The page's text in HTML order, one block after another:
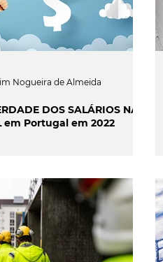
SAÚDE OPINIÃO &
& OBRAS
DOS SALÁRIOS NA
em Portugal em 2022
Nogueira de Almeida